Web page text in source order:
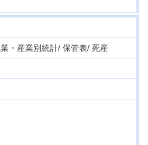
・産業別統計/ 保管表/ 死産